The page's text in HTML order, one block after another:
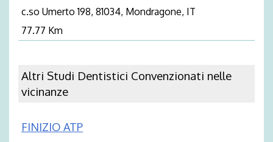
c.so Umerto 198, 81034, Mondragone, IT
77.77 Km
Altri Studi Dentistici Convenzionati nelle
vicinanze
FINIZIO ATP